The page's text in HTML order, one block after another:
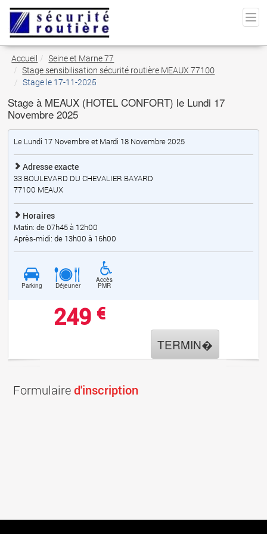
Accueil
Seine et Marne 77
Stage sensibilisation sécurité routière MEAUX 77100
Stage le 17-11-2025
Stage à MEAUX (HOTEL CONFORT) le Lundi 17
Novembre 2025
Le Lundi 17 Novembre et Mardi 18 Novembre 2025
Adresse exacte
33 BOULEVARD DU CHEVALIER BAYARD
77100 MEAUX
Horaires
Matin: de 07h45 à 12h00
Après-midi: de 13h00 à 16h00
Parking Déjeuner
Accès
PMR
249 €
TERMIN�
Formulaired'inscription